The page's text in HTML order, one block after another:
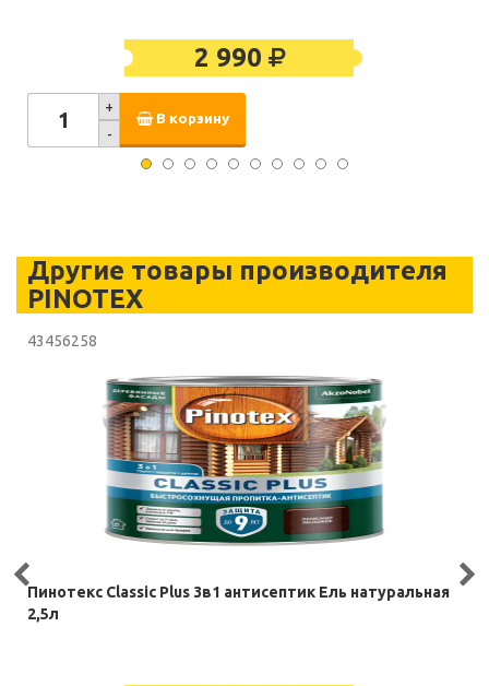
2 990
+
-
В корзину
Другие товары производителя
PINOTEX
43456258
Пинотекс Classic Plus 3в1 антисептик Ель натуральная
2,5л